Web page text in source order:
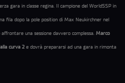
gara in classe regina. Il campione del WorldSSP in
fila dopo la pole position di Max Neukirchner nel
una sessione davvero complessa. Marco
curva 2 e dovrà prepararsi ad una gara in rimonta